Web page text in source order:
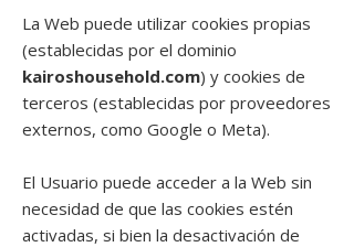
La Web puede utilizar cookies propias
(establecidas por el dominio
kairoshousehold.com) y cookies de
terceros (establecidas por proveedores
externos, como Google o Meta).
El Usuario puede acceder a la Web sin
necesidad de que las cookies estén
activadas, si bien la desactivación de